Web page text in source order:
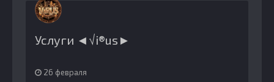
Услуги ◄√i®us►
26 февраля